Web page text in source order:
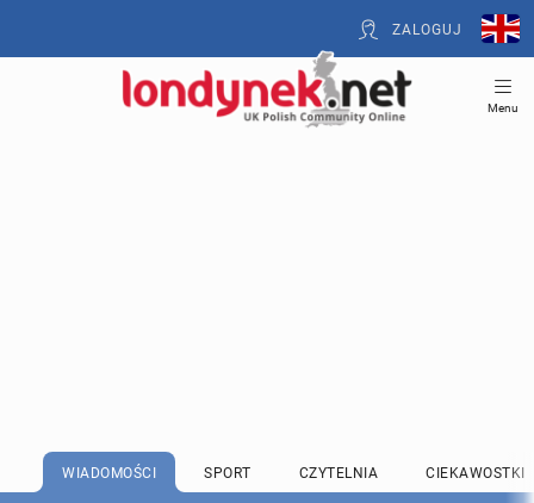
ZALOGUJ
Menu
WIADOMOŚCI SPORT CZYTELNIA CIEKAWOSTKI